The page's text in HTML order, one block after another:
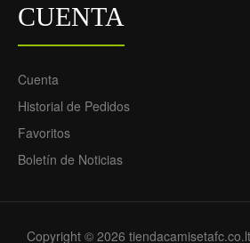
CUENTA
Cuenta
Historial de Pedidos
Favoritos
Boletín de Noticias
Copyright © 2026